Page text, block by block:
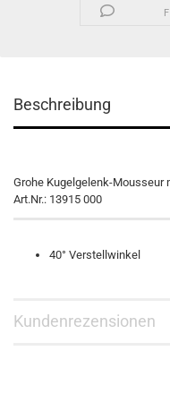
Beschreibung
Grohe Kugelgelenk-Mousseur
Art.Nr.: 13915 000
40° Verstellwinkel
Kundenrezensionen